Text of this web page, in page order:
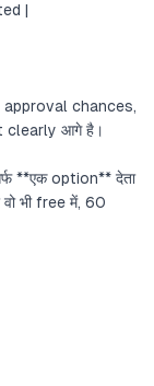
|
approval chances,
clearly आगे है।
**एक option** देता
भी free में, 60